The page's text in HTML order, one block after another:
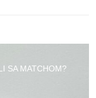
SA MATCHOM?